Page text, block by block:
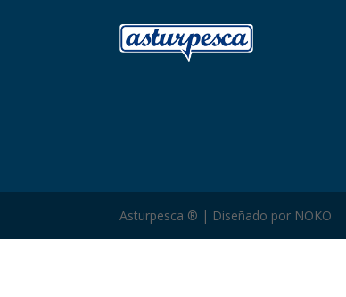
Asturpesca ® | Diseñado por NOKO